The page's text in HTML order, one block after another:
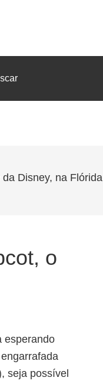
Disney, na Flórida
o
esperando
seja possível